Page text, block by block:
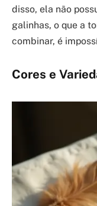
disso, ela não
galinhas, o que a
combinar, é
Cores e